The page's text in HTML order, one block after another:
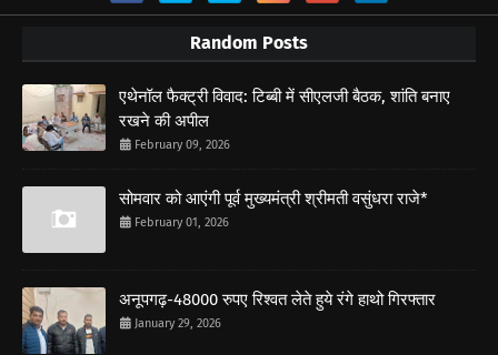
Random Posts
एथेनॉल फैक्ट्री विवाद: टिब्बी में सीएलजी बैठक, शांति बनाए
रखने की अपील
February 09, 2026
सोमवार को आएंगी पूर्व मुख्यमंत्री श्रीमती वसुंधरा राजे*
February 01, 2026
अनूपगढ़-48000 रुपए रिश्वत लेते हुये रंगे हाथो गिरफ्तार
January 29, 2026